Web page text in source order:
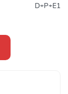
D+P+E1